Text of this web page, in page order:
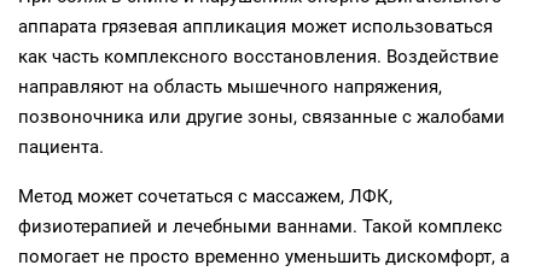
аппарата грязевая аппликация может использоваться
как часть комплексного восстановления. Воздействие
направляют на область мышечного напряжения,
позвоночника или другие зоны, связанные с жалобами
пациента.
Метод может сочетаться с массажем, ЛФК,
физиотерапией и лечебными ваннами. Такой комплекс
помогает не просто временно уменьшить дискомфорт, а